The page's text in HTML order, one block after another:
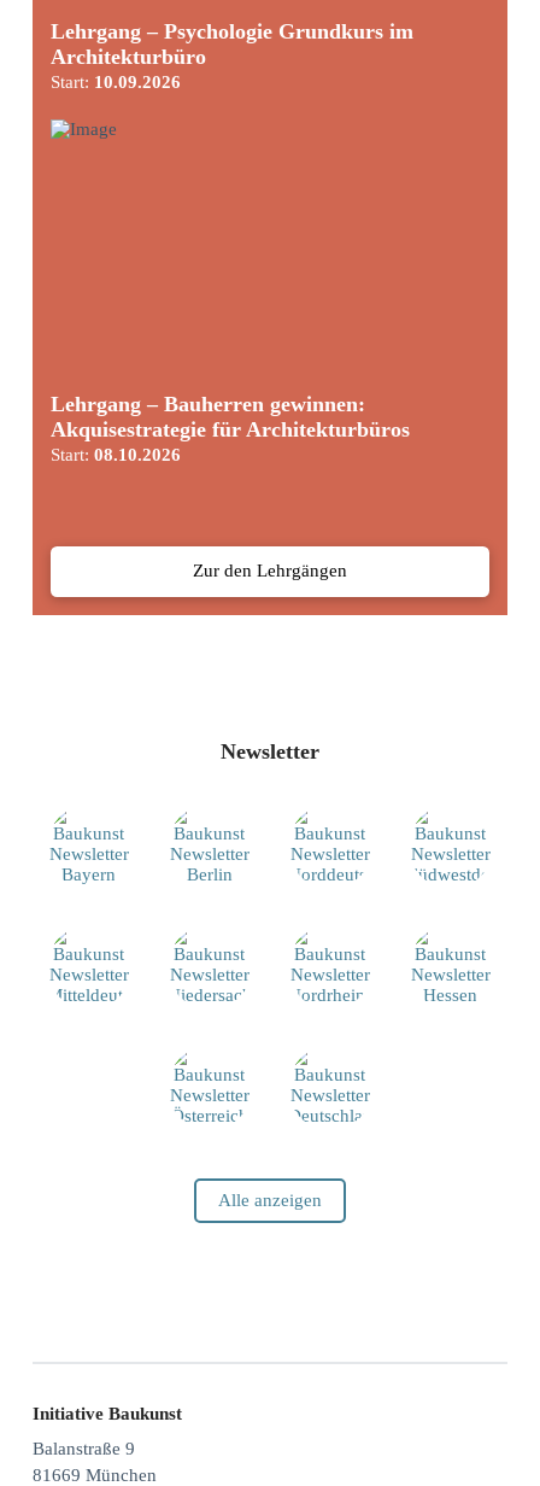
Lehrgang – Psychologie Grundkurs im
Architekturbüro
Start: 10.09.2026
Lehrgang – Bauherren gewinnen:
Akquisestrategie für Architekturbüros
Start: 08.10.2026
Zur den Lehrgängen
Newsletter
Alle anzeigen
Initiative Baukunst
Balanstraße 9
81669 München